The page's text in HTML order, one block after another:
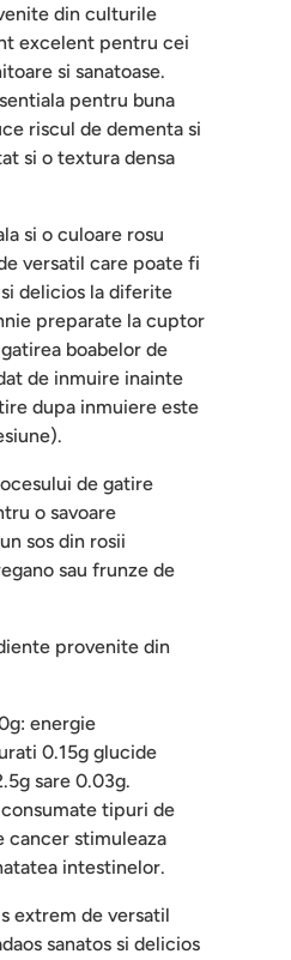
din culturile
excelent pentru cei
si sanatoase.
pentru buna
riscul de dementa si
si o textura densa
si o culoare rosu
versatil care poate fi
delicios la diferite
preparate la cuptor
boabelor de
de inmuire inainte
dupa inmuiere este
de gatire
o savoare
sos din rosii
sau frunze de
provenite din
energie
0.15g glucide
sare 0.03g.
tipuri de
cancer stimuleaza
intestinelor.
extrem de versatil
sanatos si delicios